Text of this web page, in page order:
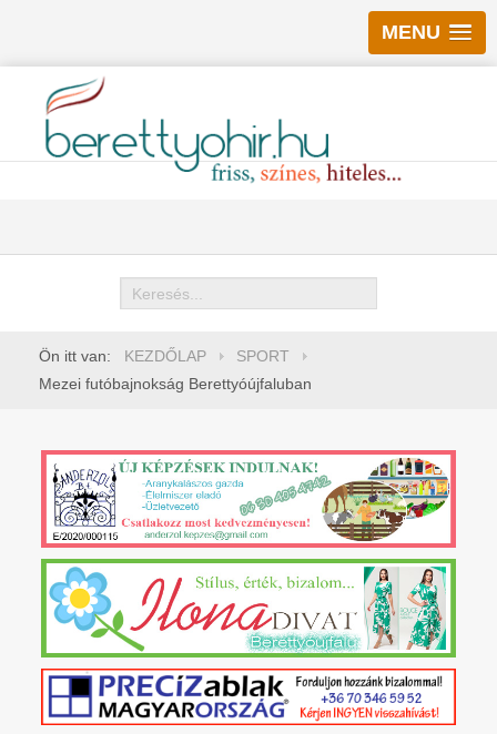
MENU
Keresés
Ön itt van: KEZDŐLAP
SPORT
Mezei futóbajnokság Berettyóújfaluban